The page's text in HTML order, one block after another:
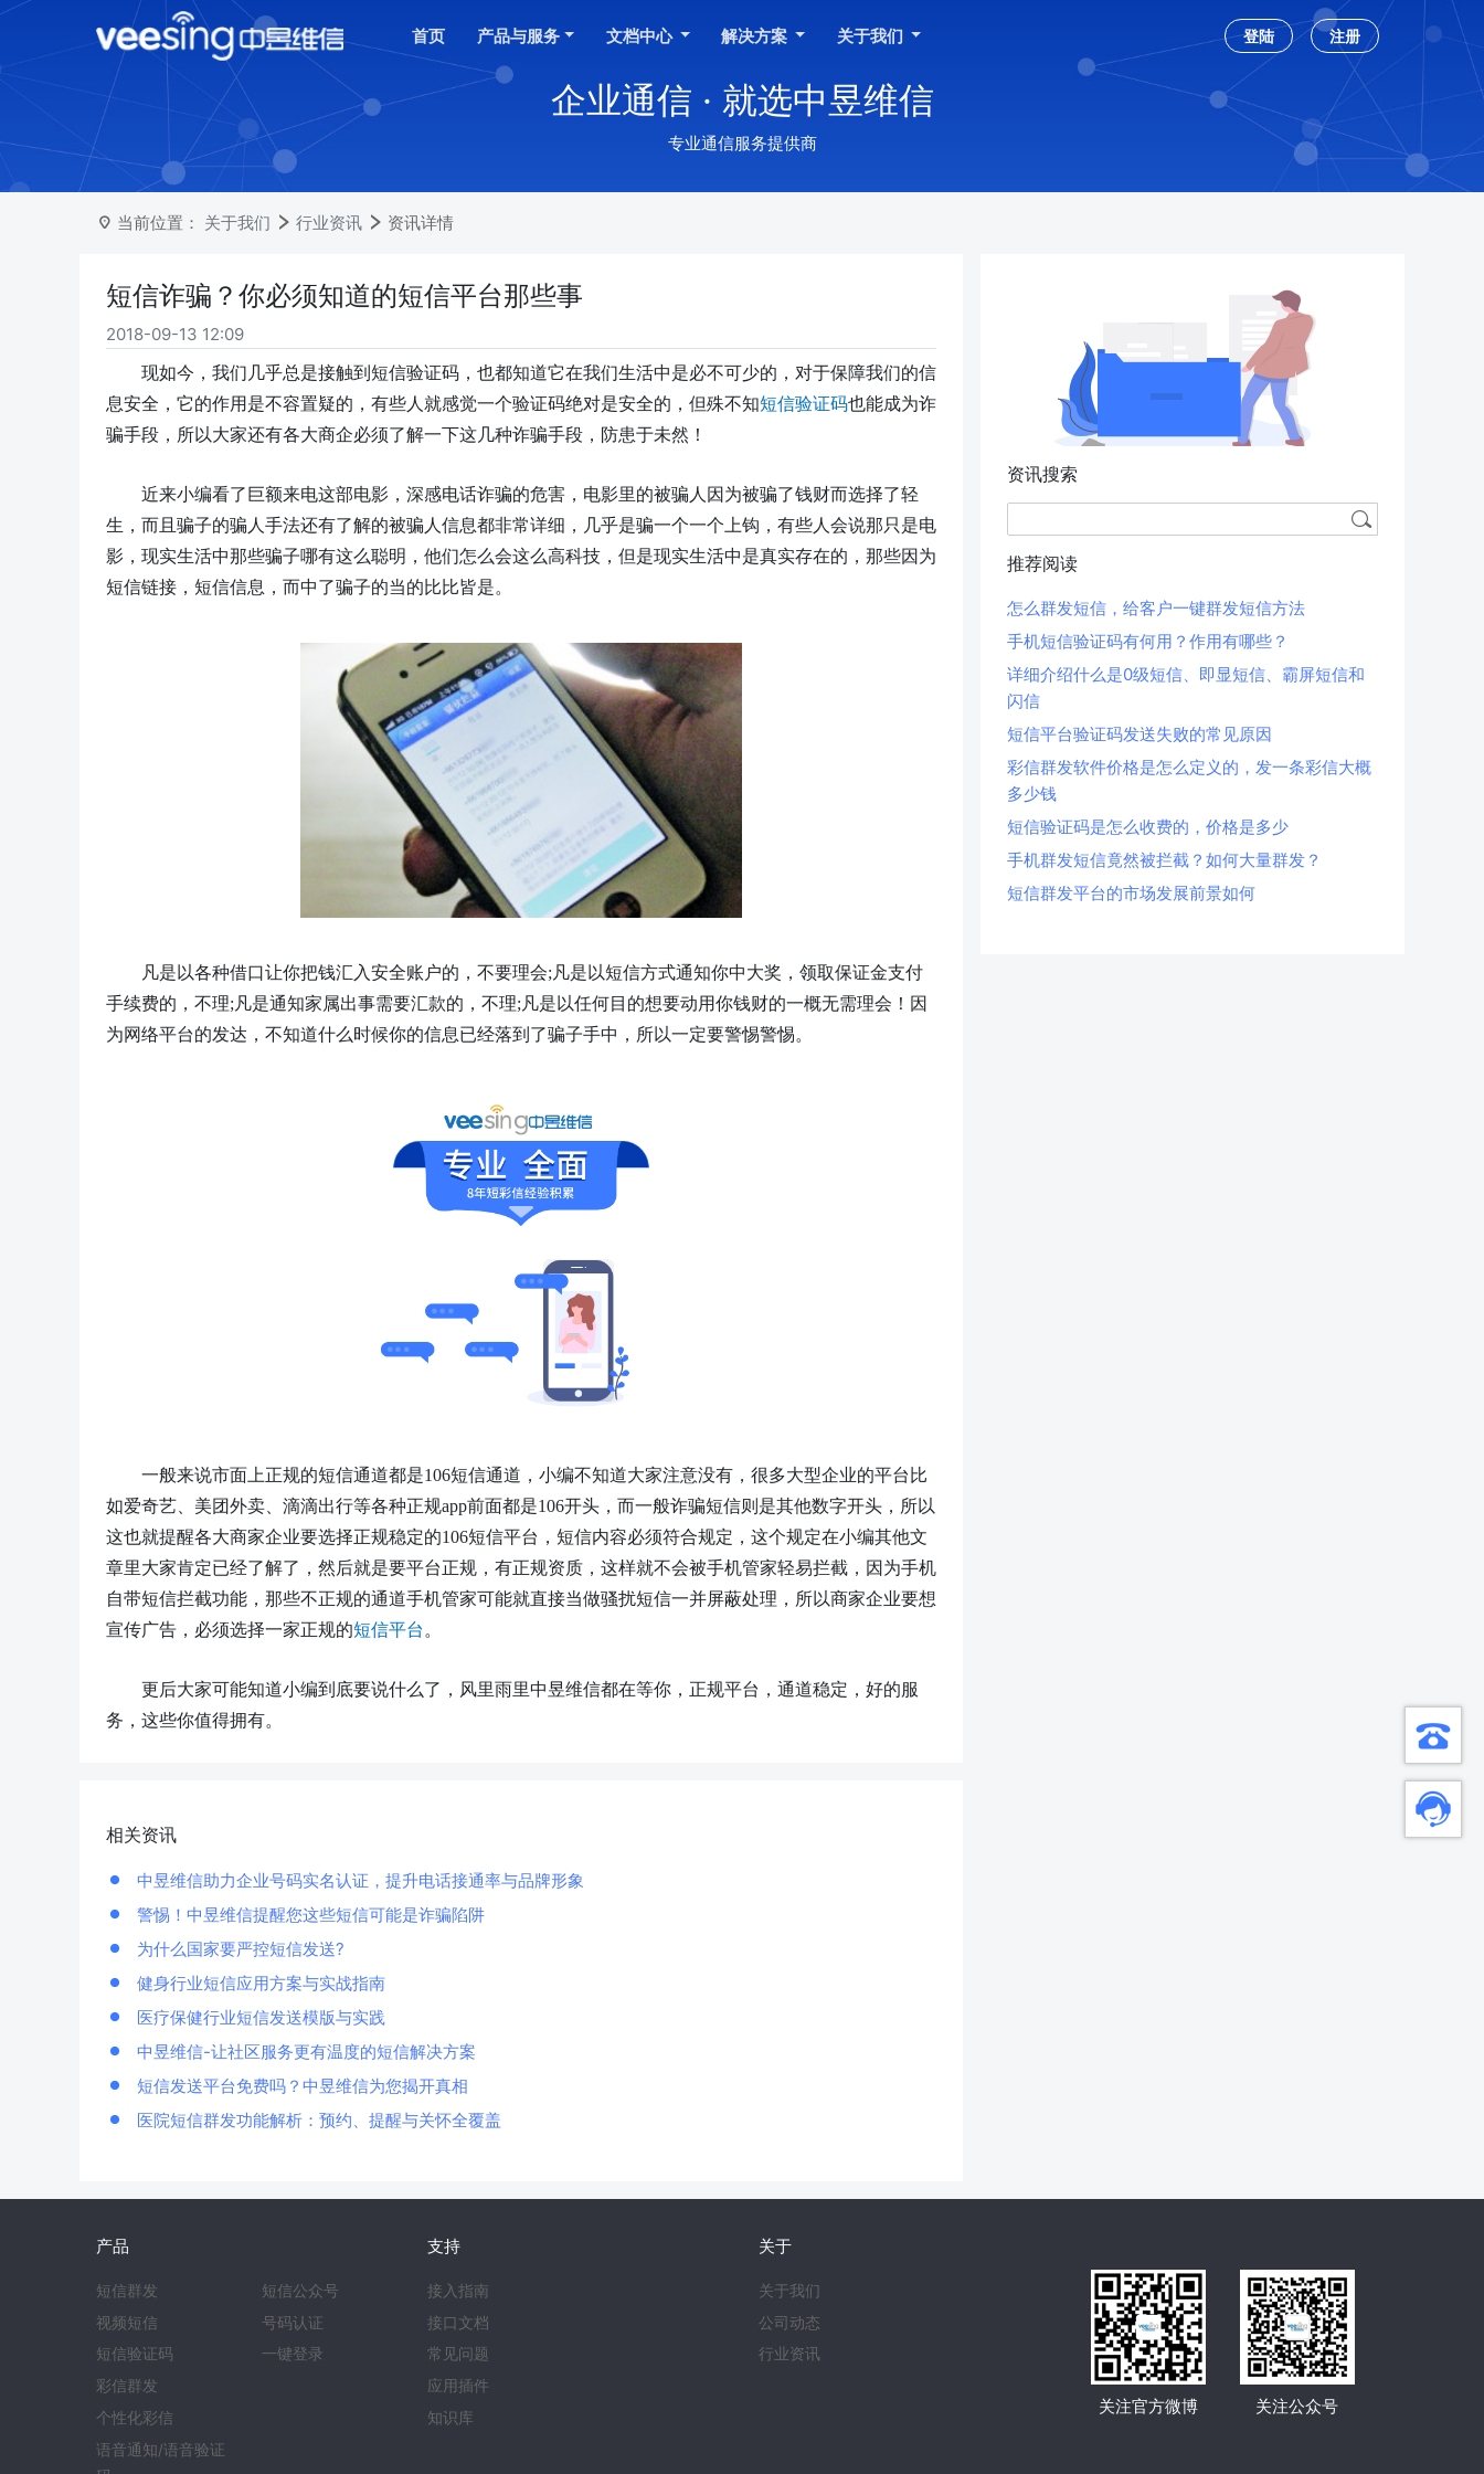
首页 产品与服务 文档中心 解决方案 关于我们 登陆 注册
企业通信 · 就选中昱维信
专业通信服务提供商
当前位置： 关于我们 行业资讯 资讯详情
短信诈骗？你必须知道的短信平台那些事
2018-09-13 12:09
现如今，我们几乎总是接触到短信验证码，也都知道它在我们生活中是必不可少的，对于保障我们的信
息安全，它的作用是不容置疑的，有些人就感觉一个验证码绝对是安全的，但殊不知短信验证码也能成为诈
骗手段，所以大家还有各大商企必须了解一下这几种诈骗手段，防患于未然！
近来小编看了巨额来电这部电影，深感电话诈骗的危害，电影里的被骗人因为被骗了钱财而选择了轻
生，而且骗子的骗人手法还有了解的被骗人信息都非常详细，几乎是骗一个一个上钩，有些人会说那只是电
影，现实生活中那些骗子哪有这么聪明，他们怎么会这么高科技，但是现实生活中是真实存在的，那些因为
短信链接，短信信息，而中了骗子的当的比比皆是。
凡是以各种借口让你把钱汇入安全账户的，不要理会;凡是以短信方式通知你中大奖，领取保证金支付
手续费的，不理;凡是通知家属出事需要汇款的，不理;凡是以任何目的想要动用你钱财的一概无需理会！因
为网络平台的发达，不知道什么时候你的信息已经落到了骗子手中，所以一定要警惕警惕。
一般来说市面上正规的短信通道都是106短信通道，小编不知道大家注意没有，很多大型企业的平台比
如爱奇艺、美团外卖、滴滴出行等各种正规app前面都是106开头，而一般诈骗短信则是其他数字开头，所以
这也就提醒各大商家企业要选择正规稳定的106短信平台，短信内容必须符合规定，这个规定在小编其他文
章里大家肯定已经了解了，然后就是要平台正规，有正规资质，这样就不会被手机管家轻易拦截，因为手机
自带短信拦截功能，那些不正规的通道手机管家可能就直接当做骚扰短信一并屏蔽处理，所以商家企业要想
宣传广告，必须选择一家正规的短信平台 。
更后大家可能知道小编到底要说什么了，风里雨里中昱维信都在等你，正规平台，通道稳定，好的服
务，这些你值得拥有。
相关资讯
中昱维信助力企业号码实名认证，提升电话接通率与品牌形象
警惕！中昱维信提醒您这些短信可能是诈骗陷阱
为什么国家要严控短信发送?
健身行业短信应用方案与实战指南
医疗保健行业短信发送模版与实践
中昱维信-让社区服务更有温度的短信解决方案
短信发送平台免费吗？中昱维信为您揭开真相
医院短信群发功能解析：预约、提醒与关怀全覆盖
资讯搜索
推荐阅读
怎么群发短信，给客户一键群发短信方法
手机短信验证码有何用？作用有哪些？
详细介绍什么是0级短信、即显短信、霸屏短信和
闪信
短信平台验证码发送失败的常见原因
彩信群发软件价格是怎么定义的，发一条彩信大概
多少钱
短信验证码是怎么收费的，价格是多少
手机群发短信竟然被拦截？如何大量群发？
短信群发平台的市场发展前景如何
产品
短信群发
视频短信
短信验证码
彩信群发
个性化彩信
语音通知/语音验证
短信公众号
号码认证
一键登录
支持
接入指南
接口文档
常见问题
应用插件
知识库
关于
关于我们
公司动态
行业资讯
关注官方微博 关注公众号